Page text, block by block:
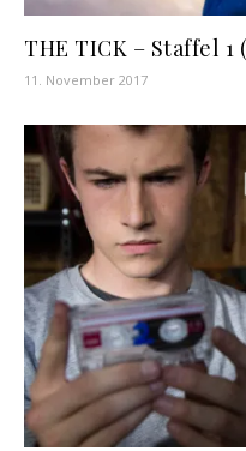
THE TICK – Staffel 1
11. November 2017